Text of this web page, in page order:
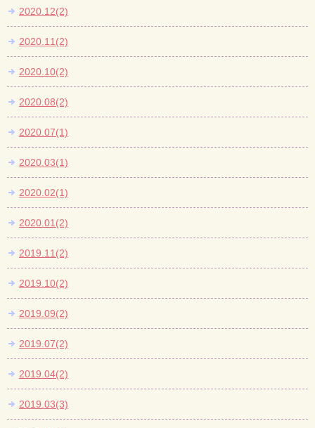
2020.12(2)
2020.11(2)
2020.10(2)
2020.08(2)
2020.07(1)
2020.03(1)
2020.02(1)
2020.01(2)
2019.11(2)
2019.10(2)
2019.09(2)
2019.07(2)
2019.04(2)
2019.03(3)